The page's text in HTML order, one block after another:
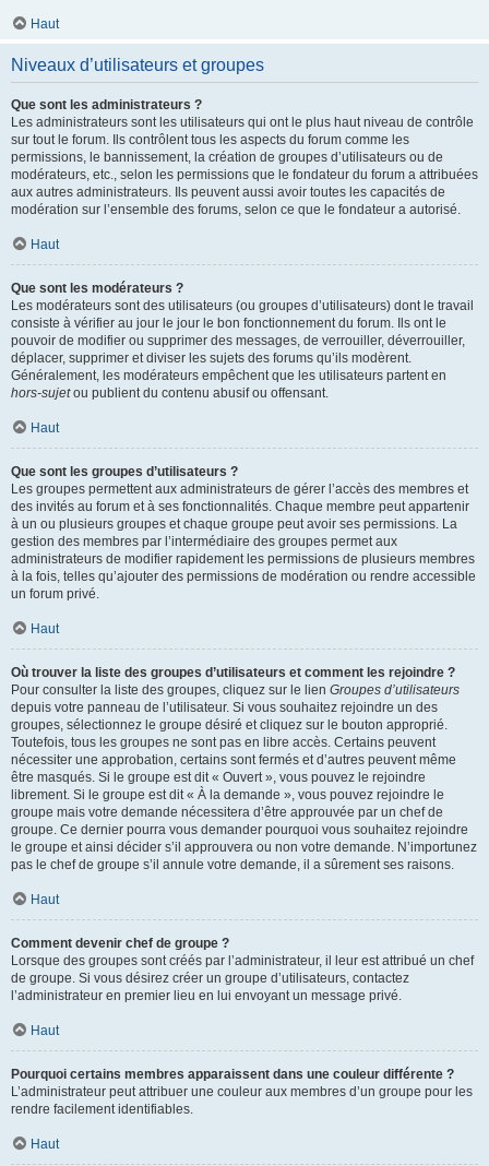
Haut
Niveaux d’utilisateurs et groupes
Que sont les administrateurs ?
Les administrateurs sont les utilisateurs qui ont le plus haut niveau de contrôle
sur tout le forum. Ils contrôlent tous les aspects du forum comme les
permissions, le bannissement, la création de groupes d’utilisateurs ou de
modérateurs, etc., selon les permissions que le fondateur du forum a attribuées
aux autres administrateurs. Ils peuvent aussi avoir toutes les capacités de
modération sur l’ensemble des forums, selon ce que le fondateur a autorisé.
Haut
Que sont les modérateurs ?
Les modérateurs sont des utilisateurs (ou groupes d’utilisateurs) dont le travail
consiste à vérifier au jour le jour le bon fonctionnement du forum. Ils ont le
pouvoir de modifier ou supprimer des messages, de verrouiller, déverrouiller,
déplacer, supprimer et diviser les sujets des forums qu’ils modèrent.
Généralement, les modérateurs empêchent que les utilisateurs partent en
hors-sujetou publient du contenu abusif ou offensant.
Haut
Que sont les groupes d’utilisateurs ?
Les groupes permettent aux administrateurs de gérer l’accès des membres et
des invités au forum et à ses fonctionnalités. Chaque membre peut appartenir
à un ou plusieurs groupes et chaque groupe peut avoir ses permissions. La
gestion des membres par l’intermédiaire des groupes permet aux
administrateurs de modifier rapidement les permissions de plusieurs membres
à la fois, telles qu’ajouter des permissions de modération ou rendre accessible
un forum privé.
Haut
Où trouver la liste des groupes d’utilisateurs et comment les rejoindre ?
Pour consulter la liste des groupes, cliquez sur le lien Groupes d’utilisateurs
depuis votre panneau de l’utilisateur. Si vous souhaitez rejoindre un des
groupes, sélectionnez le groupe désiré et cliquez sur le bouton approprié.
Toutefois, tous les groupes ne sont pas en libre accès. Certains peuvent
nécessiter une approbation, certains sont fermés et d’autres peuvent même
être masqués. Si le groupe est dit « Ouvert », vous pouvez le rejoindre
librement. Si le groupe est dit « À la demande », vous pouvez rejoindre le
groupe mais votre demande nécessitera d’être approuvée par un chef de
groupe. Ce dernier pourra vous demander pourquoi vous souhaitez rejoindre
le groupe et ainsi décider s’il approuvera ou non votre demande. N’importunez
pas le chef de groupe s’il annule votre demande, il a sûrement ses raisons.
Haut
Comment devenir chef de groupe ?
Lorsque des groupes sont créés par l’administrateur, il leur est attribué un chef
de groupe. Si vous désirez créer un groupe d’utilisateurs, contactez
l’administrateur en premier lieu en lui envoyant un message privé.
Haut
Pourquoi certains membres apparaissent dans une couleur différente ?
L’administrateur peut attribuer une couleur aux membres d’un groupe pour les
rendre facilement identifiables.
Haut